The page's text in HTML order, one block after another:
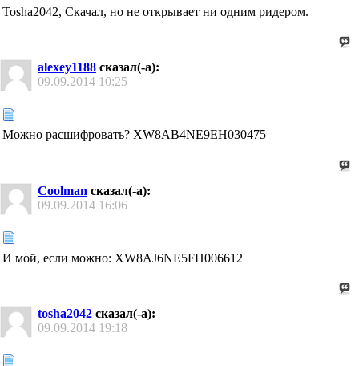
Tosha2042, Скачал, но не открывает ни одним ридером.
alexey1188 сказал(-а):
09.09.2014 10:25
Можно расшифровать? XW8AB4NE9EH030475
Coolman сказал(-а):
09.09.2014 16:06
И мой, если можно: XW8AJ6NE5FH006612
tosha2042 сказал(-а):
09.09.2014 19:18